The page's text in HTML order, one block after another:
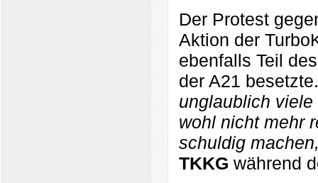
Der Protest
Aktion der
ebenfalls Teil
der A21
unglaublich
wohl nicht mehr
schuldig
TKKG während